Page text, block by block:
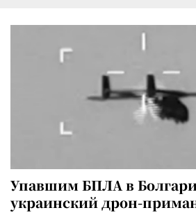
Упавшим БПЛА в
украинский дрон-